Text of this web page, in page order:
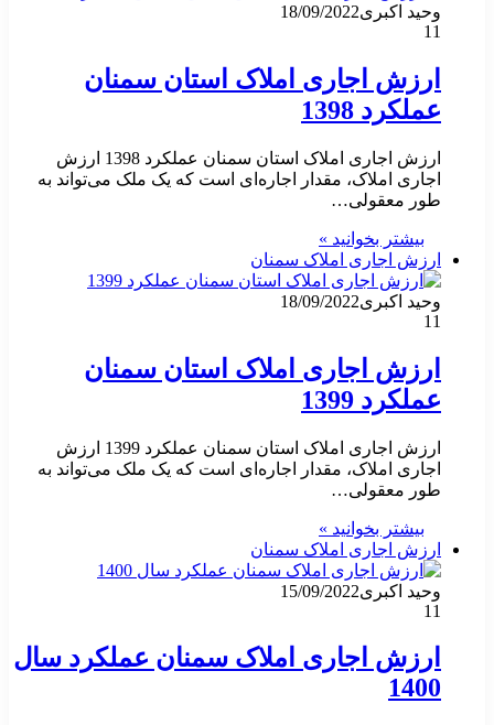
وحید اکبری18/09/2022
11
ارزش اجاری املاک استان سمنان
عملکرد 1398
ارزش اجاری املاک استان سمنان عملکرد 1398 ارزش
اجاری املاک، مقدار اجاره‌ای است که یک ملک می‌تواند به
طور معقولی…
بیشتر بخوانید »
ارزش اجاری املاک سمنان
وحید اکبری18/09/2022
11
ارزش اجاری املاک استان سمنان
عملکرد 1399
ارزش اجاری املاک استان سمنان عملکرد 1399 ارزش
اجاری املاک، مقدار اجاره‌ای است که یک ملک می‌تواند به
طور معقولی…
بیشتر بخوانید »
ارزش اجاری املاک سمنان
وحید اکبری15/09/2022
11
ارزش اجاری املاک سمنان عملکرد سال
1400